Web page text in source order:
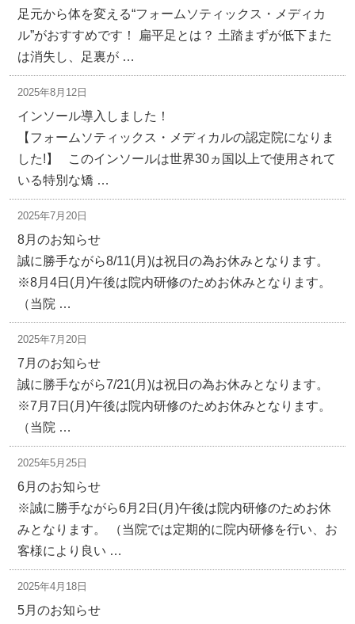
足元から体を変える“フォームソティックス・メディカ
ル”がおすすめです！ 扁平足とは？ 土踏まずが低下また
は消失し、足裏が …
2025年8月12日
インソール導入しました！
【フォームソティックス・メディカルの認定院になりま
した!】 このインソールは世界30ヵ国以上で使用されて
いる特別な矯 …
2025年7月20日
8月のお知らせ
誠に勝手ながら8/11(月)は祝日の為お休みとなります。
※8月4日(月)午後は院内研修のためお休みとなります。
（当院 …
2025年7月20日
7月のお知らせ
誠に勝手ながら7/21(月)は祝日の為お休みとなります。
※7月7日(月)午後は院内研修のためお休みとなります。
（当院 …
2025年5月25日
6月のお知らせ
※誠に勝手ながら6月2日(月)午後は院内研修のためお休
みとなります。 （当院では定期的に院内研修を行い、お
客様により良い …
2025年4月18日
5月のお知らせ